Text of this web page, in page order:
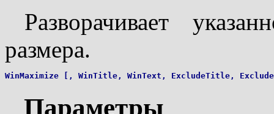
Разворачивает
размера.
Параметры